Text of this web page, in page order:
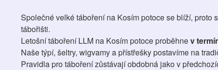
Společné velké táboření na Kosím potoce se blíží, proto
tábořišti.
Letošní táboření LLM na Kosím potoce proběhne v
Naše týpí, šeltry, wigvamy a přístřešky postavíme na
Pravidla pro táboření zůstávají obdobná jako v